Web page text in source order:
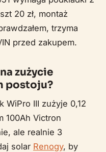
20 zł, montaż
trzyma
przed zakupem.
zużycie
postoju?
WiPro III zużyje 0,12
100Ah Victron
ale realnie 3
solar Renogy, by